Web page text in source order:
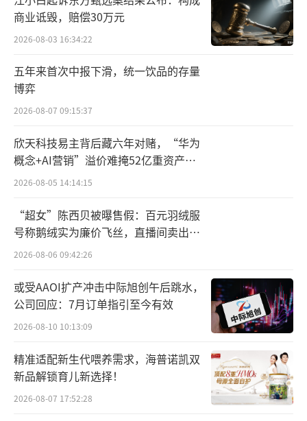
对饮料行业来说，不存在短时间就能创造
的奇迹，只有经过长时间的积累、不断打磨产
品并达到一定规模才能创造高营收、高利润。
饮用水营收却大幅下滑，相比去年同期下降18.
农夫山泉在报告中指出，自2月底开始，网
络上出现的大量对农夫山泉及其创始人的舆论
攻击和恶意诋毁，对品牌及销售产生严重的负
面影响。有业内人士估算，这次旷日持久的舆
论风波令农夫山泉上半年营收损失超过70亿
2024年3月以来，农夫山泉通过各种方式向
公众澄清真相，并于2024年5月20日在公司官
商业诋毁，赔偿30万元
2026-08-03 16:34:22
五年来首次中报下滑，统一饮品的存量
博弈
2026-08-07 09:15:37
欣天科技易主背后藏六年对赌，“华为
概念+AI营销”溢价难掩52亿重资产考
验
2026-08-05 14:14:15
“超女”陈西贝被曝售假：百元羽绒服
号称鹅绒实为廉价飞丝，直播间卖出超
百万元
2026-08-06 09:42:26
或受AAOI扩产冲击中际旭创午后跳水，
公司回应：7月订单指引至今有效
2026-08-10 10:13:09
精准适配新生代喂养需求，海普诺凯双
新品解锁育儿新选择！
2026-08-07 17:52:28